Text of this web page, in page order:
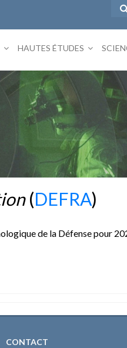
HAUTES ÉTUDES
(DEFRA)
de la Défense pour
CONTACT